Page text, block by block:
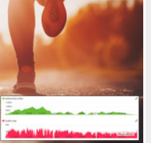
maraton. Tempo,
a další metriky